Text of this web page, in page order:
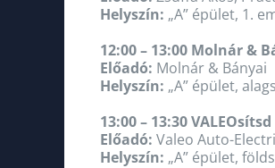
Helyszín: „A” épület, 1.
12:00 – 13:00 Molnár &
Előadó: Molnár & Bányai
Helyszín: „A” épület,
13:00 – 13:30
Előadó: Valeo Auto-
Helyszín: „A” épület,